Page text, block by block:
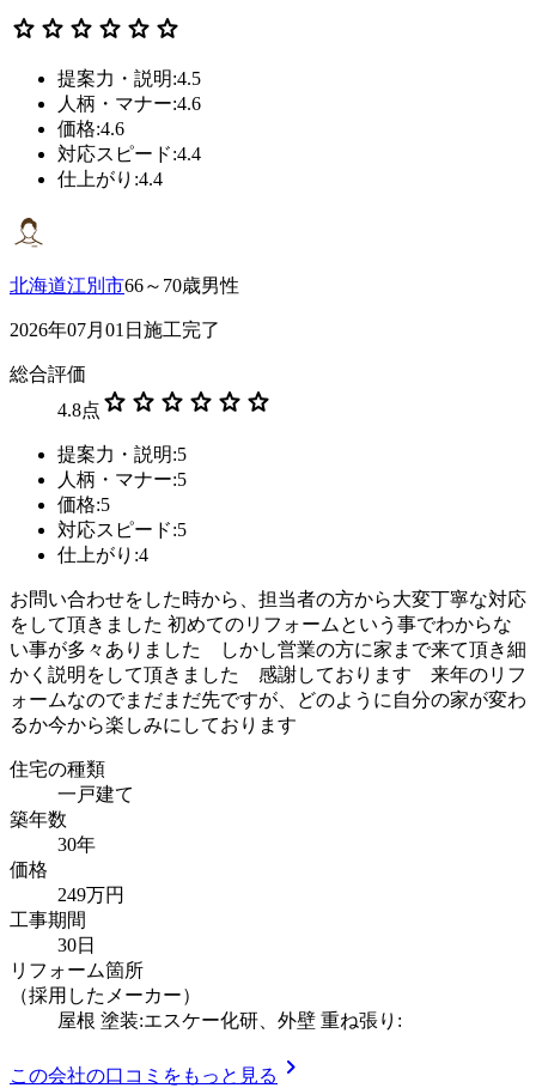
star star star star star star
提案力・説明:4.5
人柄・マナー:4.6
価格:4.6
対応スピード:4.4
仕上がり:4.4
北海道江別市66～70歳男性
2026年07月01日施工完了
総合評価
4.8点 star star star star star star
提案力・説明:5
人柄・マナー:5
価格:5
対応スピード:5
仕上がり:4
お問い合わせをした時から、担当者の方から大変丁寧な対応
をして頂きました 初めてのリフォームという事でわからな
い事が多々ありました しかし営業の方に家まで来て頂き細
かく説明をして頂きました 感謝しております 来年のリフ
ォームなのでまだまだ先ですが、どのように自分の家が変わ
るか今から楽しみにしております
住宅の種類
一戸建て
築年数
30年
価格
249万円
工事期間
30日
リフォーム箇所
（採用したメーカー）
屋根 塗装:エスケー化研、外壁 重ね張り:
この会社の口コミをもっと見る chevron_right